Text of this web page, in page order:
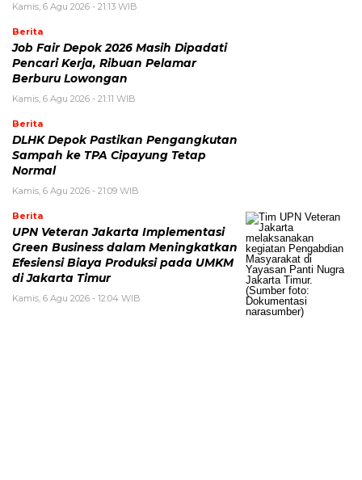
Kamis, 6 Agu 2026 - 21:13 WIB
Berita
Job Fair Depok 2026 Masih Dipadati
Pencari Kerja, Ribuan Pelamar
Berburu Lowongan
Kamis, 6 Agu 2026 - 21:11 WIB
Berita
DLHK Depok Pastikan Pengangkutan
Sampah ke TPA Cipayung Tetap
Normal
Kamis, 6 Agu 2026 - 21:09 WIB
Berita
UPN Veteran Jakarta Implementasi
Green Business dalam Meningkatkan
Efesiensi Biaya Produksi pada UMKM
di Jakarta Timur
Kamis, 6 Agu 2026 - 12:04 WIB